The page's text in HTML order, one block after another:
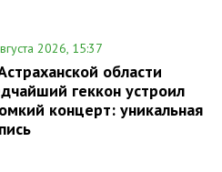
2026, 15:37
области
геккон устроил
концерт: уникальная